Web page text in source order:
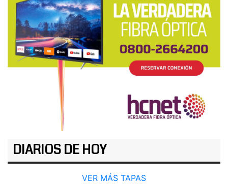
DIARIOS DE HOY
VER MÁS TAPAS